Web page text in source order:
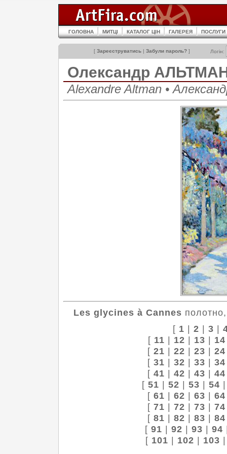
ГОЛОВНА МИТЦІ КАТАЛОГ ЦІН ГАЛЕРЕЯ ПОСЛУГИ
[ Зареєструватись | Забули пароль? ] Логін:
Олександр
Alexandre Altman •
Les glycines à Cannes
[ 1 | 2 | 3 |
[ 11 | 12 | 13 | 14
[ 21 | 22 | 23 | 24
[ 31 | 32 | 33 | 34
[ 41 | 42 | 43 | 44
[ 51 | 52 | 53 | 54
[ 61 | 62 | 63 | 64
[ 71 | 72 | 73 | 74
[ 81 | 82 | 83 | 84
[ 91 | 92 | 93 | 94
[ 101 | 102 | 103